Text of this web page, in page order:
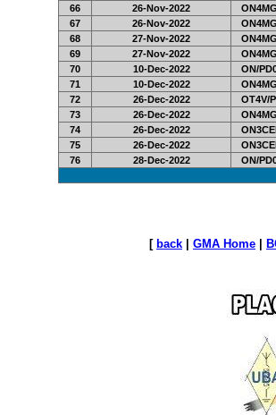
66
26-Nov-2022
67
26-Nov-2022
68
27-Nov-2022
69
27-Nov-2022
70
10-Dec-2022
ON/
71
10-Dec-2022
72
26-Dec-2022
OT4V/P
73
26-Dec-2022
74
26-Dec-2022
75
26-Dec-2022
76
28-Dec-2022 ON/
[ back GMA Home